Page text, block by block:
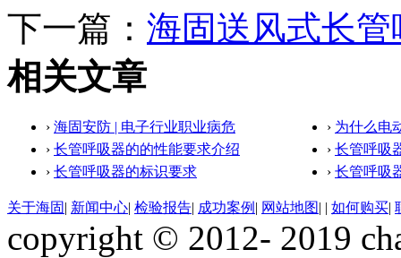
下一篇： 海固送风式长
相关文章
› 海固安防 | 电子行业职业病危 › 为什么电
› 长管呼吸器的的性能要求介绍 › 长管呼吸
› 长管呼吸器的标识要求 › 长管呼吸
关于海固 | 新闻中心| 检验报告| 成功案例 | 网站地图| | 如何购买|
copyright © 2012- 2019